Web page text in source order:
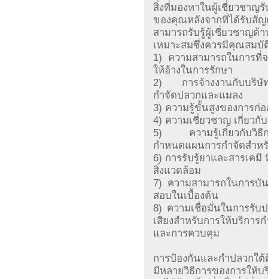
สิ่งที่มองหาในผู้เชี่ยวชา
ของคุณหลังจากที่ได้รับสั
สามารถรับรู้ผู้เชี่ยวชาญด้
เหมาะสมซึ่งควรมีคุณสมบั
1) ความสามารถในการที่
ให้อ้างในการรักษา
2) การจ้างงานกับบริษัท
กำจัดปลวกและแมลง
3) ความรู้ขั้นสูงของการก่
4) ความเชี่ยวชาญ เกี่ยวกั
5) ความรู้เกี่ยวกับวิธีกา
กำหนดแผนการกำจัดสำ
6) การรับรู้ยาและสารเค
สิ่งแวดล้อม
7) ความสามารถในการบั
สอบในเบื้องต้น
8) ความเชื่อมั่นในการรับ
เสียงสำหรับการให้บริกา
และการควบคุม
การป้องกันและกำปลวกใ
มีหลายวิธีการของการใ